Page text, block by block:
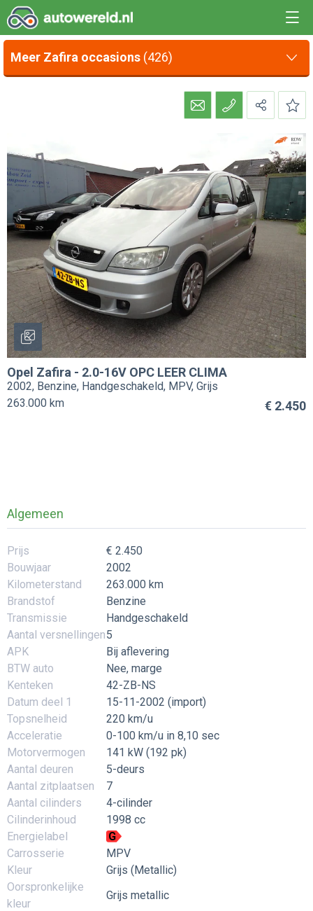
Meer Zafira occasions (426)
Opel Zafira - 2.0-16V OPC LEER CLIMA
2002, Benzine, Handgeschakeld, MPV, Grijs
€ 2.450
263.000 km
Algemeen
Prijs
€ 2.450
Bouwjaar
2002
Kilometerstand
263.000 km
Brandstof
Benzine
Transmissie
Handgeschakeld
Aantal versnellingen5
APK
Bij aflevering
BTW auto
Nee, marge
Kenteken
42-ZB-NS
Datum deel 1
15-11-2002 (import)
Topsnelheid
220 km/u
Acceleratie
0-100 km/u in 8,10 sec
Motorvermogen
141 kW (192 pk)
Aantal deuren
5-deurs
Aantal zitplaatsen
7
Aantal cilinders
4-cilinder
Cilinderinhoud
1998 cc
Energielabel
G
Carrosserie
MPV
Kleur
Grijs (Metallic)
Oorspronkelijke
kleur
Grijs metallic